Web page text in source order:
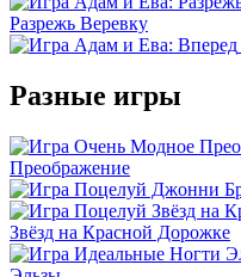
Разрежь Веревку
Разные игры
Преображение
Звёзд на Красной Дорожке